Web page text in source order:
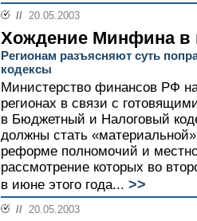
// 20.05.2003
Хождение Минфина в
Регионам разъясняют суть
кодексы
Министерство финансов РФ
регионах в связи с
в Бюджетный и Налоговый
должны стать
реформе полномочий и
рассмотрение которых во
в июне этого года... >>
// 20.05.2003